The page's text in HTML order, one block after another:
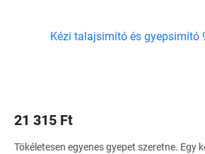
Kézi talajsimító és gyepsimító
21 315 Ft
Tökéletesen egyenes gyepet szeretne. Egy